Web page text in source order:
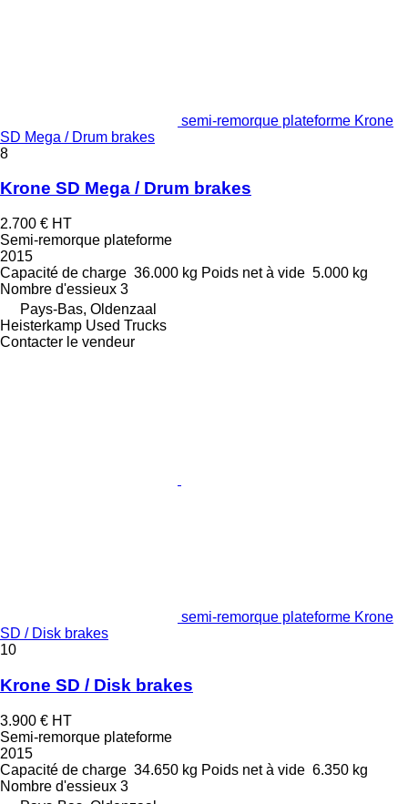
semi-remorque plateforme Krone
SD Mega / Drum brakes
8
Krone SD Mega / Drum brakes
2.700 € HT
Semi-remorque plateforme
2015
Capacité de charge 36.000 kg Poids net à vide 5.000 kg
Nombre d'essieux 3
Pays-Bas, Oldenzaal
Heisterkamp Used Trucks
Contacter le vendeur
semi-remorque plateforme Krone
SD / Disk brakes
10
Krone SD / Disk brakes
3.900 € HT
Semi-remorque plateforme
2015
Capacité de charge 34.650 kg Poids net à vide 6.350 kg
Nombre d'essieux 3